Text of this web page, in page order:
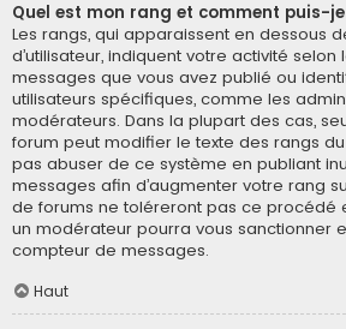
Quel est mon rang et comment puis-
Les rangs, qui apparaissent en dessous
d’utilisateur, indiquent votre activité
messages que vous avez publié ou
utilisateurs spécifiques, comme les
modérateurs. Dans la plupart des cas,
forum peut modifier le texte des rangs
pas abuser de ce système en publiant
messages afin d’augmenter votre rang
de forums ne toléreront pas ce procédé
un modérateur pourra vous sanctionner
compteur de messages.
Haut